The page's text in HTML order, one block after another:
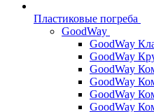
Пластиковые погреба
GoodWay
GoodWay
GoodWay
GoodWay
GoodWay
GoodWay
GoodWay